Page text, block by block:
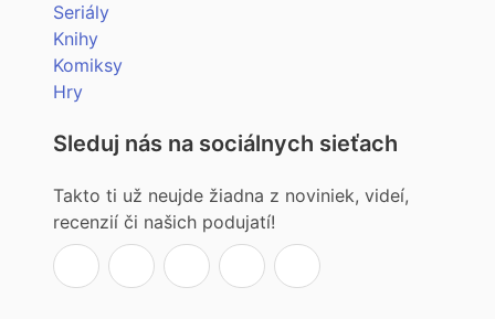
Seriály
Knihy
Komiksy
Hry
Sleduj nás na sociálnych sieťach
Takto ti už neujde žiadna z noviniek, videí,
recenzií či našich podujatí!